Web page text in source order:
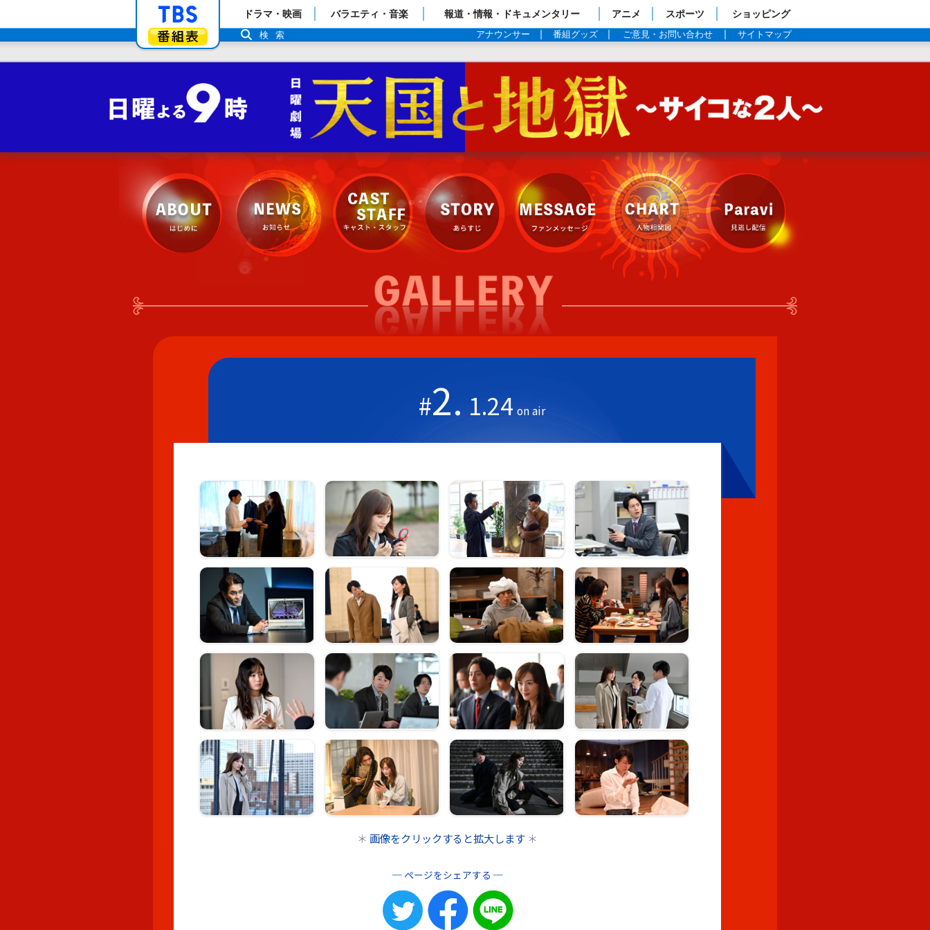
「TBSテレビ」トップページ
番組表
ドラマ・映画 バラエティ・音楽 報道・情報・ドキュメンタリー アニメ スポーツ ショッピング
アナウンサー 番組グッズ ご意見・お問い合わせ サイトマップ
検索
#2. 1.24 on air
＊ 画像をクリックすると拡大します ＊
ページをシェアする